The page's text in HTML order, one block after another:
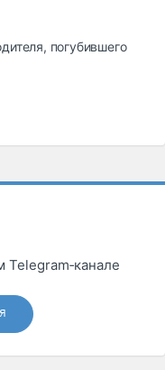
погубившего
Telegram‑канале